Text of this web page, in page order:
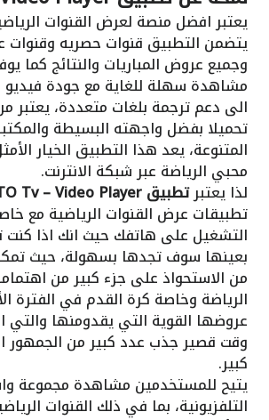
يعتبر افضل منصة لعرض القنوات
يتضمن التطبيق قنوات حصريه وقنوات
وجميع عروض المباريات والنتائج كما
مشاهدة سهلة للغاية مع جودة فيديو
الى دعم ترجمة بلغات متعددة، يعتبر
تحميلا بفضل واجهته البسيطة
المتنوعة، يعد هذا التطبيق الخيار
محبي الرياضة عبر شبكة الانترنت.
لذا يعتبرتطبيق OTTO Tv – Video Player
تطبيقات عرض القنوات الرياضية مع
التشغيل على هاتفك حيث انك اذا كنت
بعينها سوف تجدها بسهولة، حيث
من الاستحواذ على جزء كبير من
الرياضة وخاصة كرة القدم في الفترة
عروضها القوية التي يقدومنها
وقت قصير جذب عدد كبير من الجمهور
كبير.
يتيح للمستخدمين مشاهدة مجموعة
التلفزيونية، بما في ذلك القنوات